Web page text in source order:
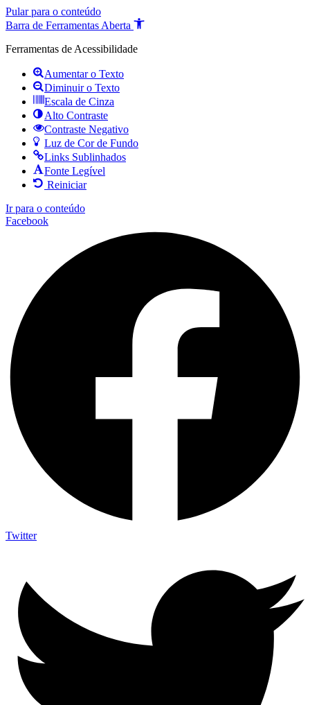
Pular para o conteúdo
Barra de Ferramentas Aberta
Ferramentas de Acessibilidade
Aumentar o Texto
Diminuir o Texto
Escala de Cinza
Alto Contraste
Contraste Negativo
Luz de Cor de Fundo
Links Sublinhados
Fonte Legível
Reiniciar
Ir para o conteúdo
Facebook
Twitter